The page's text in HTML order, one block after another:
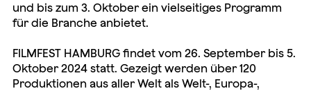
und bis zum 3. Oktober ein vielseitiges Programm
für die Branche anbietet.
FILMFEST HAMBURG findet vom 26. September bis 5.
Oktober 2024 statt. Gezeigt werden über 120
Produktionen aus aller Welt als Welt-, Europa-,